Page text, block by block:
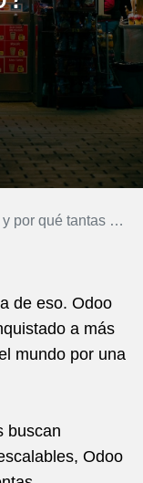
empresas lo están adoptando?
de eso. Odoo
a más
mundo por una
buscan
Odoo